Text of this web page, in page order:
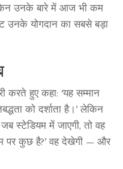
उनके बारे में आज भी कम
योगदान का सबसे बड़ा
करते हुए कहा: ‘यह सम्मान
को दर्शाता है।’ लेकिन
स्टेडियम में जाएगी, तो वह
पर कुछ है?’ वह देखेगी — और